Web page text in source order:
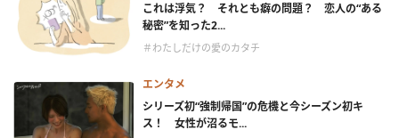
これは浮気？ それとも癖の問題？ 恋人の“ある
秘密”を知った2...
＃わたしだけの愛のカタチ
エンタメ
シリーズ初“強制帰国”の危機と今シーズン初キ
ス！ 女性が沼るモ...